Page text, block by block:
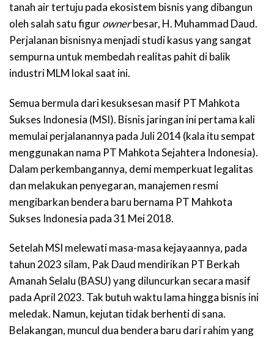
tanah air tertuju pada ekosistem bisnis yang dibangun
oleh salah satu figurownerbesar, H. Muhammad Daud.
Perjalanan bisnisnya menjadi studi kasus yang sangat
sempurna untuk membedah realitas pahit di balik
industri MLM lokal saat ini.
Semua bermula dari kesuksesan masif PT Mahkota
Sukses Indonesia (MSI). Bisnis jaringan ini pertama kali
memulai perjalanannya pada Juli 2014 (kala itu sempat
menggunakan nama PT Mahkota Sejahtera Indonesia).
Dalam perkembangannya, demi memperkuat legalitas
dan melakukan penyegaran, manajemen resmi
mengibarkan bendera baru bernama PT Mahkota
Sukses Indonesia pada 31 Mei 2018.
Setelah MSI melewati masa-masa kejayaannya, pada
tahun 2023 silam, Pak Daud mendirikan PT Berkah
Amanah Selalu (BASU) yang diluncurkan secara masif
pada April 2023. Tak butuh waktu lama hingga bisnis ini
meledak. Namun, kejutan tidak berhenti di sana.
Belakangan, muncul dua bendera baru dari rahim yang